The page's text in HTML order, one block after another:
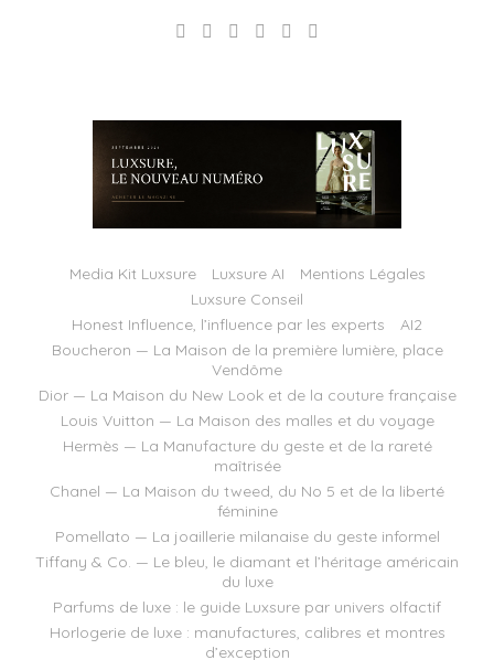
Media Kit Luxsure Luxsure AI
Mentions Légales
Luxsure Conseil
Honest Influence, l’influence par les experts
AI2
Boucheron — La Maison de la première lumière, place
Vendôme
Dior — La Maison du New Look et de la couture française
Louis Vuitton — La Maison des malles et du voyage
Hermès — La Manufacture du geste et de la rareté
maîtrisée
Chanel — La Maison du tweed, du No 5 et de la liberté
féminine
Pomellato — La joaillerie milanaise du geste informel
Tiffany & Co. — Le bleu, le diamant et l’héritage américain
du luxe
Parfums de luxe : le guide Luxsure par univers olfactif
Horlogerie de luxe : manufactures, calibres et montres
d’exception